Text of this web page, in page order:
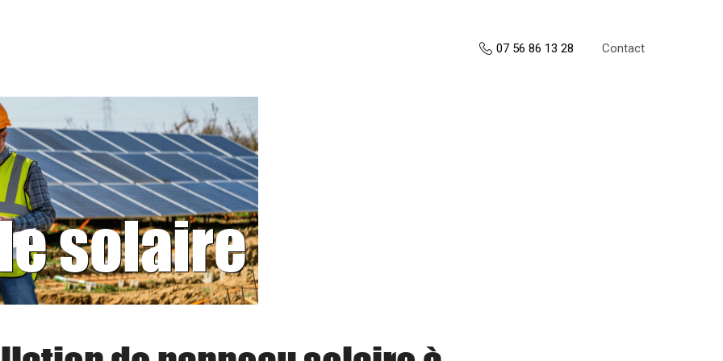
07 56 86 13 28 Contact
solaire